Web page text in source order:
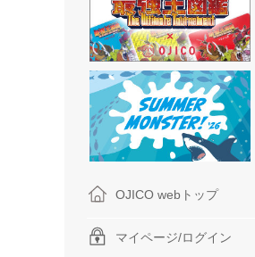
OJICO webトップ
マイページ/ログイン